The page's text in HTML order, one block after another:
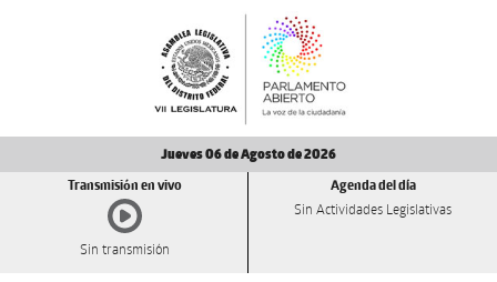
Jueves 06 de Agosto de 2026
Transmisión en vivo
Sin transmisión
Agenda del día
Sin Actividades Legislativas